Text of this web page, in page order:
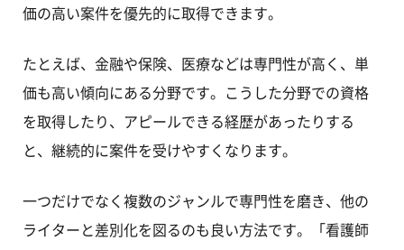
価の高い案件を優先的に取得できます。
たとえば、金融や保険、医療などは専門性が高く、単
価も高い傾向にある分野です。こうした分野での資格
を取得したり、アピールできる経歴があったりする
と、継続的に案件を受けやすくなります。
一つだけでなく複数のジャンルで専門性を磨き、他の
ライターと差別化を図るのも良い方法です。「看護師